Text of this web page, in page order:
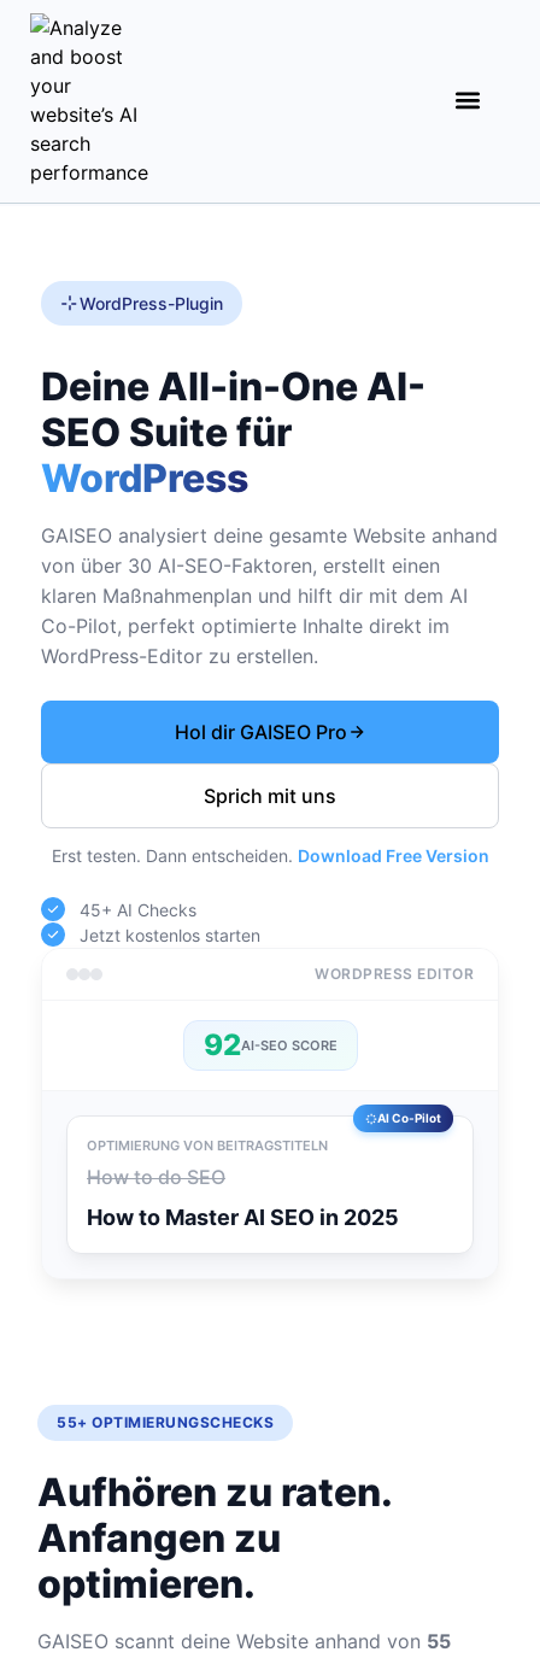
WordPress-Plugin
Deine All-in-One AI-
SEO Suite für
WordPress
GAISEO analysiert deine gesamte Website anhand
von über 30 AI-SEO-Faktoren, erstellt einen
klaren Maßnahmenplan und hilft dir mit dem AI
Co-Pilot, perfekt optimierte Inhalte direkt im
WordPress-Editor zu erstellen.
Hol dir GAISEO Pro
Sprich mit uns
Erst testen. Dann entscheiden. Download Free Version
45+ AI Checks
Jetzt kostenlos starten
WORDPRESS EDITOR
92AI-SEO SCORE
AI Co-Pilot
OPTIMIERUNG VON BEITRAGSTITELN
How to do SEO
How to Master AI SEO in 2025
55+ OPTIMIERUNGSCHECKS
Aufhören zu raten.
Anfangen zu
optimieren.
GAISEO scannt deine Website anhand von 55